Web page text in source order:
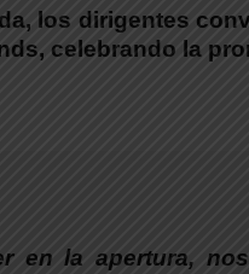
los dirigentes
celebrando la
en la apertura,